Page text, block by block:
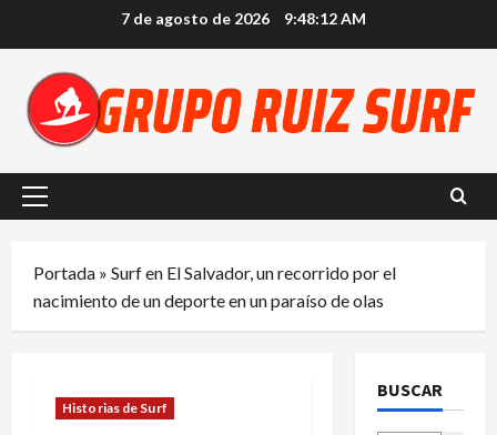
contenido
7 de agosto de 2026 9:48:13 AM
Menú
Portada » Surf en El Salvador, un recorrido por el
nacimiento de un deporte en un paraíso de olas
Historias de Surf
BUSCAR